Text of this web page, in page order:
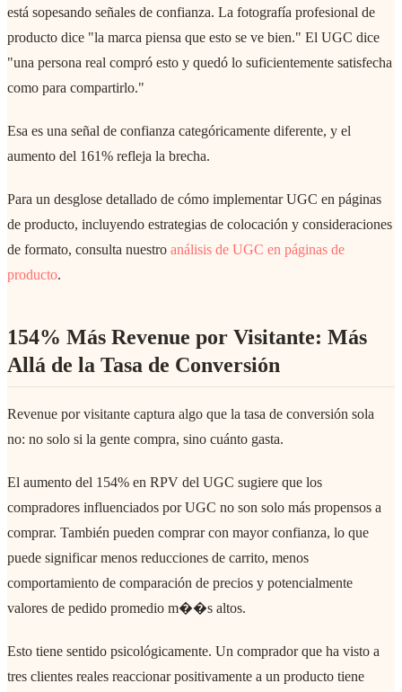
está sopesando señales de confianza. La fotografía profesional de
producto dice "la marca piensa que esto se ve bien." El UGC dice
"una persona real compró esto y quedó lo suficientemente satisfecha
como para compartirlo."
Esa es una señal de confianza categóricamente diferente, y el
aumento del 161% refleja la brecha.
Para un desglose detallado de cómo implementar UGC en páginas
de producto, incluyendo estrategias de colocación y consideraciones
de formato, consulta nuestro análisis de UGC en páginas de
producto.
154% Más Revenue por Visitante: Más
Allá de la Tasa de Conversión
Revenue por visitante captura algo que la tasa de conversión sola
no: no solo si la gente compra, sino cuánto gasta.
El aumento del 154% en RPV del UGC sugiere que los
compradores influenciados por UGC no son solo más propensos a
comprar. También pueden comprar con mayor confianza, lo que
puede significar menos reducciones de carrito, menos
comportamiento de comparación de precios y potencialmente
valores de pedido promedio m��s altos.
Esto tiene sentido psicológicamente. Un comprador que ha visto a
tres clientes reales reaccionar positivamente a un producto tiene